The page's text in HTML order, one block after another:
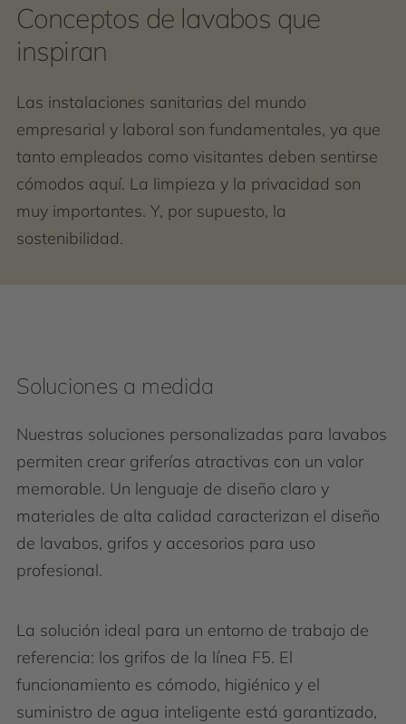
Conceptos de lavabos que
inspiran
Las instalaciones sanitarias del mundo
empresarial y laboral son fundamentales, ya que
tanto empleados como visitantes deben sentirse
cómodos aquí. La limpieza y la privacidad son
muy importantes. Y, por supuesto, la
sostenibilidad.
Soluciones a medida
Nuestras soluciones personalizadas para lavabos
permiten crear griferías atractivas con un valor
memorable. Un lenguaje de diseño claro y
materiales de alta calidad caracterizan el diseño
de lavabos, grifos y accesorios para uso
profesional.
La solución ideal para un entorno de trabajo de
referencia: los grifos de la línea F5. El
funcionamiento es cómodo, higiénico y el
suministro de agua inteligente está garantizado,